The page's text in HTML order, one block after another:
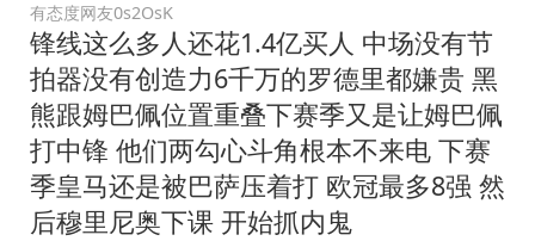
有态度网友0s2OsK
锋线这么多人还花1.4亿买人 中场没有节
拍器没有创造力6千万的罗德里都嫌贵 黑
熊跟姆巴佩位置重叠下赛季又是让姆巴佩
打中锋 他们两勾心斗角根本不来电 下赛
季皇马还是被巴萨压着打 欧冠最多8强 然
后穆里尼奥下课 开始抓内鬼